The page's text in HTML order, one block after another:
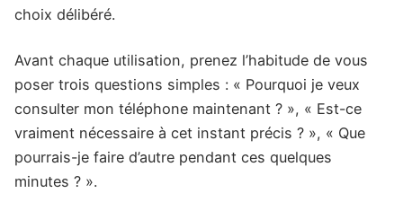
choix délibéré.
Avant chaque utilisation, prenez l’habitude de vous
poser trois questions simples : « Pourquoi je veux
consulter mon téléphone maintenant ? », « Est-ce
vraiment nécessaire à cet instant précis ? », « Que
pourrais-je faire d’autre pendant ces quelques
minutes ? ».